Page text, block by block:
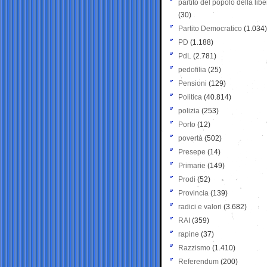
partito del popolo della
(30)
Partito Democratico (1.034)
PD (1.188)
PdL (2.781)
pedofilia (25)
Pensioni (129)
Politica (40.814)
polizia (253)
Porto (12)
povertà (502)
Presepe (14)
Primarie (149)
Prodi (52)
Provincia (139)
radici e valori (3.682)
RAI (359)
rapine (37)
Razzismo (1.410)
Referendum (200)